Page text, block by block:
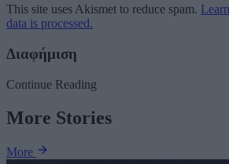
This site uses Akismet to reduce spam.
data is processed.
Διαφήμιση
Continue Reading
More Stories
More